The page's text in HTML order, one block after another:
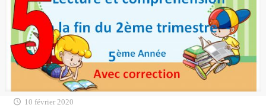
10 février 2020